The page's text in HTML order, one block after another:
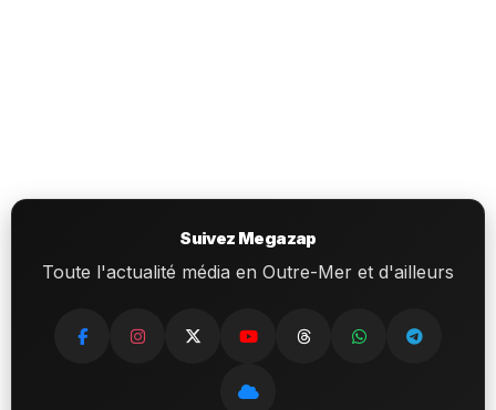
Suivez Megazap
Toute l'actualité média en Outre-Mer et d'ailleurs